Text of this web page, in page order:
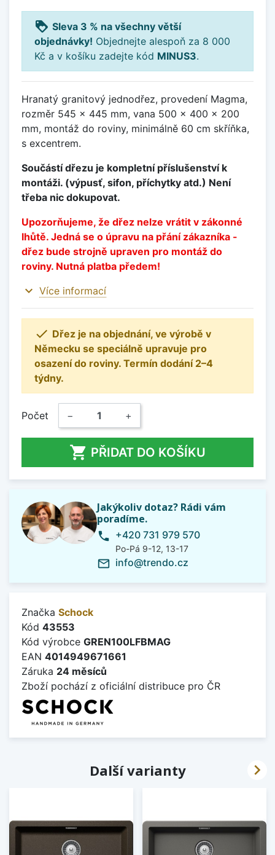
loyalty Sleva 3 % na všechny větší
objednávky! Objednejte alespoň za 8 000
Kč a v košíku zadejte kód MINUS3.
Hranatý granitový jednodřez, provedení Magma,
rozměr 545 x 445 mm, vana 500 x 400 x 200
mm, montáž do roviny, minimálně 60 cm skříňka,
s excentrem.
Součástí dřezu je kompletní příslušenství k
montáži. (výpusť, sifon, příchytky atd.) Není
třeba nic dokupovat.
Upozorňujeme, že dřez nelze vrátit v zákonné
lhůtě. Jedná se o úpravu na přání zákazníka -
dřez bude strojně upraven pro montáž do
roviny. Nutná platba předem!
expand_more Více informací
 Dřez je na objednání, ve výrobě v
Německu se speciálně upravuje pro
osazení do roviny. Termín dodání 2–4
týdny.
Počet − +
 PŘIDAT DO KOŠÍKU
Jakýkoliv dotaz? Rádi vám
poradíme.
phone +420 731 979 570
Po-Pá 9-12, 13-17
mail_outline info@trendo.cz
Značka Schock
Kód 43553
Kód výrobce GREN100LFBMAG
EAN 4014949671661
Záruka 24 měsíců
Zboží pochází z oficiální distribuce pro ČR
Další varianty 